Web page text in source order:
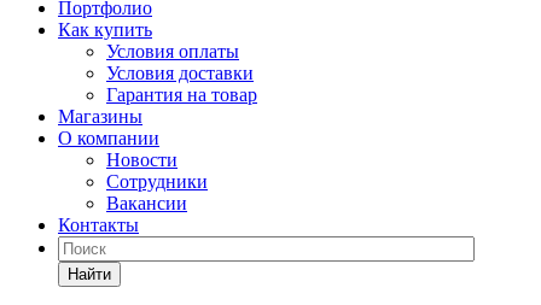
Портфолио
Как купить
Условия оплаты
Условия доставки
Гарантия на товар
Магазины
О компании
Новости
Сотрудники
Вакансии
Контакты
Найти